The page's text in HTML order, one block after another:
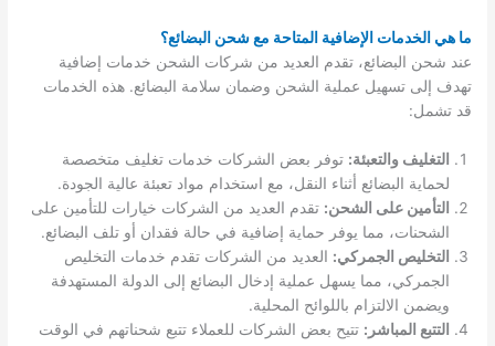
ما هي الخدمات الإضافية المتاحة مع شحن البضائع؟
عند شحن البضائع، تقدم العديد من شركات الشحن خدمات إضافية
تهدف إلى تسهيل عملية الشحن وضمان سلامة البضائع. هذه الخدمات
قد تشمل:
التغليف والتعبئة: توفر بعض الشركات خدمات تغليف متخصصة
لحماية البضائع أثناء النقل، مع استخدام مواد تعبئة عالية الجودة.
التأمين على الشحن: تقدم العديد من الشركات خيارات للتأمين على
الشحنات، مما يوفر حماية إضافية في حالة فقدان أو تلف البضائع.
التخليص الجمركي: العديد من الشركات تقدم خدمات التخليص
الجمركي، مما يسهل عملية إدخال البضائع إلى الدولة المستهدفة
ويضمن الالتزام باللوائح المحلية.
التتبع المباشر: تتيح بعض الشركات للعملاء تتبع شحناتهم في الوقت